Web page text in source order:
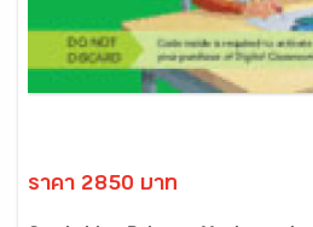
ราคา 2850 บาท